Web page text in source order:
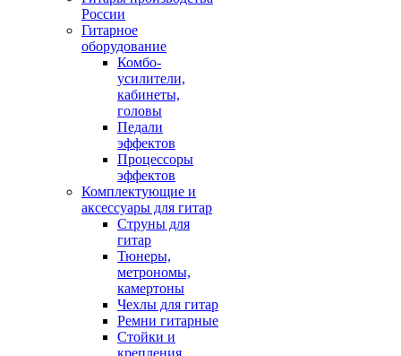
России
Гитарное
оборудование
Комбо-
усилители,
кабинеты,
головы
Педали
эффектов
Процессоры
эффектов
Комплектующие и
аксессуары для гитар
Струны для
гитар
Тюнеры,
метрономы,
камертоны
Чехлы для гитар
Ремни гитарные
Стойки и
крепления